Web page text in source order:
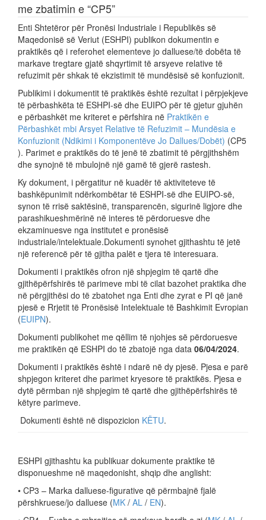
me zbatimin e “CP5”
Enti Shtetëror për Pronësi Industriale i Republikës së
Maqedonisë së Veriut (ESHPI) publikon dokumentin e
praktikës që i referohet elementeve jo dalluese/të dobëta të
markave tregtare gjatë shqyrtimit të arsyeve relative të
refuzimit për shkak të ekzistimit të mundësisë së konfuzionit.
Publikimi i dokumentit të praktikës është rezultat i përpjekjeve
të përbashkëta të ESHPI-së dhe EUIPO për të gjetur gjuhën
e përbashkët me kriteret e përfshira në Praktikën e
Përbashkët mbi Arsyet Relative të Refuzimit – Mundësia e
Konfuzionit (Ndikimi i Komponentëve Jo Dallues/Dobët) (CP5
). Parimet e praktikës do të jenë të zbatimit të përgjithshëm
dhe synojnë të mbulojnë një gamë të gjerë rastesh.
Ky dokument, i përgatitur në kuadër të aktiviteteve të
bashkëpunimit ndërkombëtar të ESHPI-së dhe EUIPO-së,
synon të rrisë saktësinë, transparencën, sigurinë ligjore dhe
parashikueshmërinë në interes të përdoruesve dhe
ekzaminuesve nga institutet e pronësisë
industriale/intelektuale.Dokumenti synohet gjithashtu të jetë
një referencë për të gjitha palët e tjera të interesuara.
Dokumenti i praktikës ofron një shpjegim të qartë dhe
gjithëpërfshirës të parimeve mbi të cilat bazohet praktika dhe
në përgjithësi do të zbatohet nga Enti dhe zyrat e PI që janë
pjesë e Rrjetit të Pronësisë Intelektuale të Bashkimit Evropian
(EUIPN).
Dokumenti publikohet me qëllim të njohjes së përdoruesve
me praktikën që ESHPI do të zbatojë nga data 06/04/2024.
Dokumenti i praktikës është i ndarë në dy pjesë. Pjesa e parë
shpjegon kriteret dhe parimet kryesore të praktikës. Pjesa e
dytë përmban një shpjegim të qartë dhe gjithëpërfshirës të
këtyre parimeve.
Dokumenti është në dispozicion KËTU.
ESHPI gjithashtu ka publikuar dokumente praktike të
disponueshme në maqedonisht, shqip dhe anglisht:
• CP3 – Marka dalluese-figurative që përmbajnë fjalë
përshkruese/jo dalluese (MK / AL / EN).